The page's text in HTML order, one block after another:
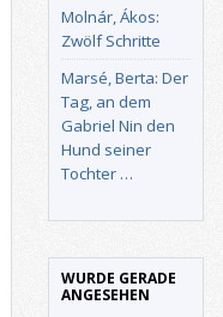
Molnár, Ákos:
Zwölf Schritte
Marsé, Berta: Der
Tag, an dem
Gabriel Nin den
Hund seiner
Tochter …
WURDE GERADE
ANGESEHEN